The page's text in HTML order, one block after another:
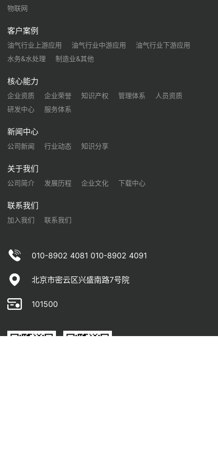
物联网
客户案例
油气行业上游应用 油气行业中游应用
油气行业下游应用
水务&水处理
制造业&其他
核心能力
企业资质 企业荣誉 知识产权 管理体系
人员资质
研发中心
服务体系
新闻中心
公司新闻 行业动态 知识分享
关于我们
公司简介 发展历程 企业文化 下载中心
联系我们
加入我们 联系我们
010-8902 4081 010-8902 4091
北京市密云区兴盛南路7号院
101500